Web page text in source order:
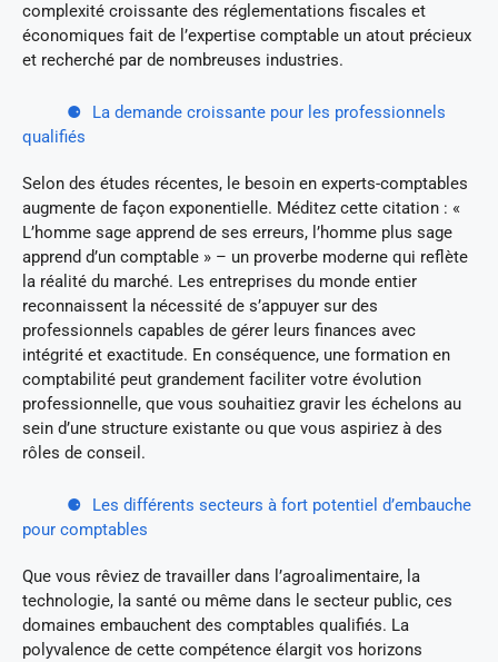
complexité croissante des réglementations fiscales et
économiques fait de l’expertise comptable un atout précieux
et recherché par de nombreuses industries.
La demande croissante pour les professionnels
qualifiés
Selon des études récentes, le besoin en experts-comptables
augmente de façon exponentielle. Méditez cette citation : «
L’homme sage apprend de ses erreurs, l’homme plus sage
apprend d’un comptable » – un proverbe moderne qui reflète
la réalité du marché. Les entreprises du monde entier
reconnaissent la nécessité de s’appuyer sur des
professionnels capables de gérer leurs finances avec
intégrité et exactitude. En conséquence, une formation en
comptabilité peut grandement faciliter votre évolution
professionnelle, que vous souhaitiez gravir les échelons au
sein d’une structure existante ou que vous aspiriez à des
rôles de conseil.
Les différents secteurs à fort potentiel d’embauche
pour comptables
Que vous rêviez de travailler dans l’agroalimentaire, la
technologie, la santé ou même dans le secteur public, ces
domaines embauchent des comptables qualifiés. La
polyvalence de cette compétence élargit vos horizons